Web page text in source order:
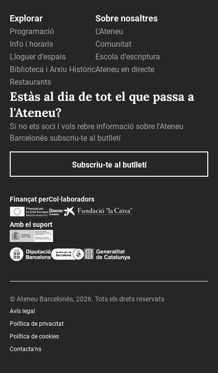
Explorar
Programació
Info i horaris
Lloguer d’espais
Biblioteca i Arxiu Històric
Restaurants
Sobre nosaltres
L’Ateneu
Comunitat
Escola d’escriptura
Ateneu en directe
Estàs al dia de tot el que passa a
l'Ateneu?
Si no ets soci i vols rebre informació sobre l'Ateneu
Barcelonès subscriu-te al butlletí
Subscriu-te al butlletí
Finançat perCol·laboradors
Amb el suport
© Ateneu Barcelonès, 2026. Tots els drets reservats
Avís legal
Política de privacitat
Política de cookies
Contacta’ns